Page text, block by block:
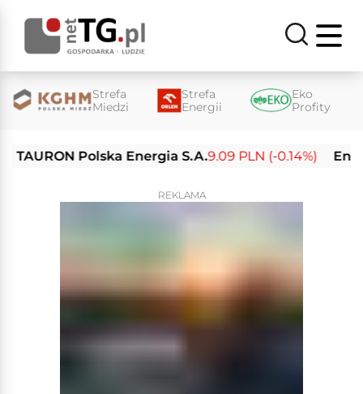
Strefa
Miedzi
Strefa
Energii
Eko
Profity
Polska Energia S.A.9.09 PLN (-0.14%) Enea S.A.
REKLAMA